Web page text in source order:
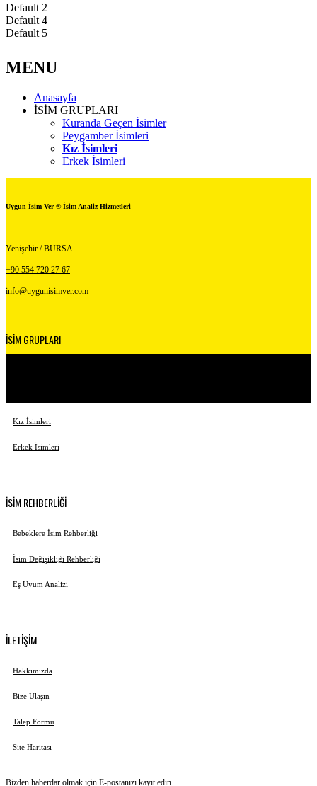
Default 2
Default 4
Default 5
MENU
Anasayfa
İSİM GRUPLARI
Kuranda Geçen İsimler
Peygamber İsimleri
Kız İsimleri
Erkek İsimleri
Uygun İsim Ver ® İsim Analiz Hizmetleri
Yenişehir / BURSA
+90 554 720 27 67
info@uygunisimver.com
İSİM GRUPLARI
Kız İsimleri
Erkek İsimleri
İSİM REHBERLİĞİ
Bebeklere İsim Rehberliği
İsim Değişikliği Rehberliği
Eş Uyum Analizi
İLETİŞİM
Hakkımızda
Bize Ulaşın
Talep Formu
Site Haritası
Bizden haberdar olmak için E-postanızı kayıt edin